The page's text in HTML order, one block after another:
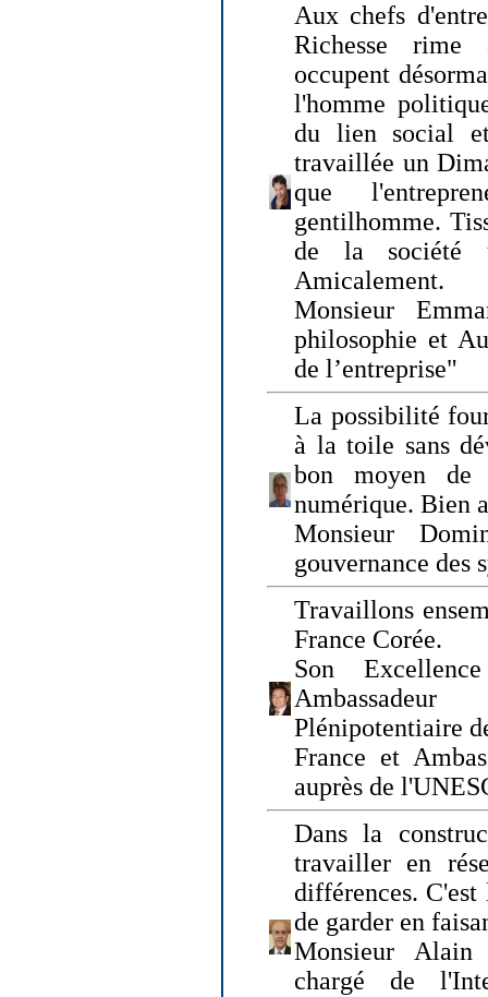
Aux chefs
Richesse rime
occupent
l'homme
du lien social
travaillée un
que
gentilhomme.
de la société
Amicalement.
Monsieur
philosophie et
de l’entreprise"
La possibilité
à la toile sans
bon moyen de
numérique. Bien
Monsieur
gouvernance des
Travaillons
France Corée.
Son
Plénipotentiaire
France et
auprès de
Dans la
travailler en
différences.
de garder en
Monsieur Alain
chargé de